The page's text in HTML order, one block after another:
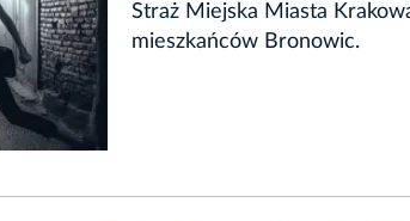
Straż Miejska Miasta
mieszkańców Bronowic.